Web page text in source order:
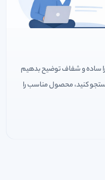
ساده و شفاف توضیح بدهیم
کنید، محصول مناسب را